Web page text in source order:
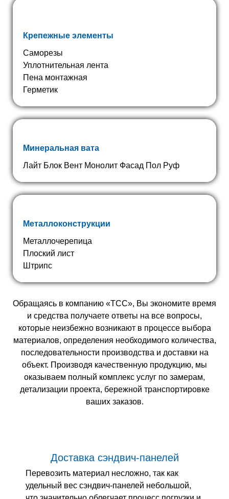
Крепежные элементы
Саморезы
Уплотнительная лента
Пена монтажная
Герметик
Минеральная вата
Лайт Блок Вент Монолит Фасад Пол Руф
Металлоконструкции
Металлочерепица
Плоский лист
Штрипс
Обращаясь в компанию «ТСС», Вы экономите время
и средства получаете ответы на все вопросы,
которые неизбежно возникают в процессе выбора
материалов, определения необходимого количества,
последовательности производства и доставки на
объект. Производя качественную продукцию, мы
оказываем полный комплекс услуг по замерам,
детализации проекта, бережной транспортировке
ваших заказов.
Доставка сэндвич-панелей
Перевозить материал несложно, так как
удельный вес сэндвич-панелей небольшой,